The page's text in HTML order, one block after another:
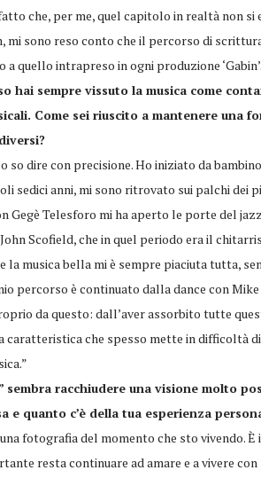
che, per me, quel capitolo in realtà non si
mi sono reso conto che il percorso di
a quello intrapreso in ogni produzione
hai sempre vissuto la musica come
Come sei riuscito a mantenere una
so dire con precisione. Ho iniziato da
sedici anni, mi sono ritrovato sui palchi
Gegè Telesforo mi ha aperto le porte del
Scofield, che in quel periodo era il
la musica bella mi è sempre piaciuta tutta,
percorso è continuato dalla dance con
da questo: dall’aver assorbito tutte
caratteristica che spesso mette in difficoltà
sembra racchiudere una visione molto
e quanto c’è della tua esperienza
fotografia del momento che sto vivendo.
resta continuare ad amare e a vivere